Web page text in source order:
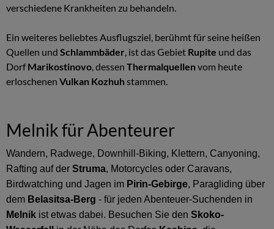
verschiedene Krankheiten zu behandeln.
Ein weiteres beliebtes Ausflugsziel, berühmt für seine heißen
Quellen und Schlammbäder, ist das Gebiet Rupite und das
DorfMarikostinovo, dessen Thermalquellenvom heute
erloschenen Vulkan Kozhuhstammen.
Melnik für Abenteurer
Wandern, Radwege, Downhill-Biking, Klettern, Canyoning,
Rafting auf der Struma, Motorcycles oder Caravans,
Birdwatching und Jagen im Pirin-Gebirge, Paragliding über
dem Belasitsa-Berg - für jeden Abenteuer-Suchenden in
Melnik ist etwas dabei. Besuchen Sie den Skoko-